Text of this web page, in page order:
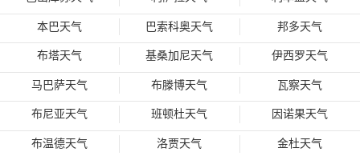
本巴天气 巴索科奥天气 邦多天气
布塔天气 基桑加尼天气 伊西罗天气
马巴萨天气 布滕博天气 瓦察天气
布尼亚天气 班顿杜天气 因诺果天气
布温德天气 洛贾天气 金杜天气